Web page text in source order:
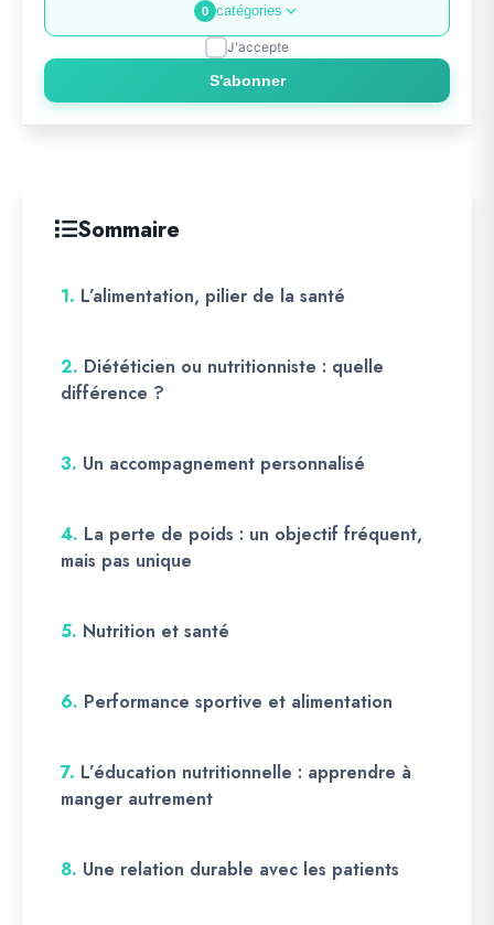
0 catégories
J'accepte
S'abonner
Sommaire
1. L’alimentation, pilier de la santé
2. Diététicien ou nutritionniste : quelle
différence ?
3. Un accompagnement personnalisé
4. La perte de poids : un objectif fréquent,
mais pas unique
5. Nutrition et santé
6. Performance sportive et alimentation
7. L’éducation nutritionnelle : apprendre à
manger autrement
8. Une relation durable avec les patients